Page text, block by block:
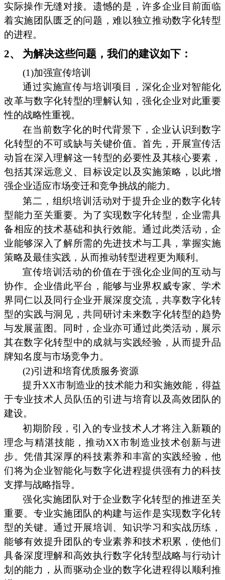
实际操作无缝对接。遗憾的是，许多企业目前面临
着实施团队匮乏的问题，难以独立推动数字化转型
的进程。
2、 为解决这些问题，我们的建议如下：
(1)加强宣传培训
通过实施宣传与培训项目，深化企业对智能化
改革与数字化转型的理解认知，强化企业对此重要
性的战略性重视。
在当前数字化的时代背景下，企业认识到数字
化转型的不可或缺与关键价值。首先，开展宣传活
动旨在深入理解这一转型的必要性及其核心要素，
包括其深远意义、目标设定以及实施策略，以此增
强企业适应市场变迁和竞争挑战的能力。
第二，组织培训活动对于提升企业的数字化转
型能力至关重要。为了实现数字化转型，企业需具
备相应的技术基础和执行效能。通过此类活动，企
业能够深入了解所需的先进技术与工具，掌握实施
策略及最佳实践，从而推动转型进程更为顺利。
宣传培训活动的价值在于强化企业间的互动与
协作。企业借此平台，能够与业界权威专家、学术
界同仁以及同行企业开展深度交流，共享数字化转
型的实践与洞见，共同研讨未来数字化转型的趋势
与发展蓝图。同时，企业亦可通过此类活动，展示
其在数字化转型中的成就与实践经验，从而提升品
牌知名度与市场竞争力。
(2)引进和培育优质服务资源
提升XX市制造业的技术能力和实施效能，得益
于专业技术人员队伍的引进与培育以及高效团队的
建设。
初期阶段，引入的专业技术人才将注入新颖的
理念与精湛技能，推动XX市制造业技术创新与进
步。凭借其深厚的科技素养和丰富的实践经验，他
们将为企业智能化与数字化进程提供强有力的科技
支撑与战略指导。
强化实施团队对于企业数字化转型的推进至关
重要。专业实施团队的构建与运作是实现数字化转
型的关键。通过开展培训、知识学习和实战历练，
能够有效提升团队的专业素养和技术积累，使他们
具备深度理解和高效执行数字化转型战略与行动计
划的能力，从而驱动企业的数字化进程得以顺利推